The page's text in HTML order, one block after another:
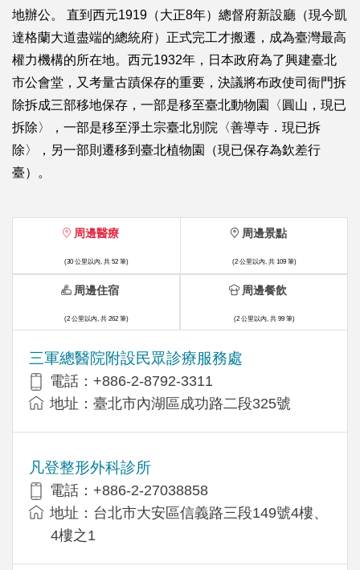
地辦公。 直到西元1919（大正8年）總督府新設廳（現今凱
達格蘭大道盡端的總統府）正式完工才搬遷，成為臺灣最高
權力機構的所在地。西元1932年，日本政府為了興建臺北
市公會堂，又考量古蹟保存的重要，決議將布政使司衙門拆
除拆成三部移地保存，一部是移至臺北動物園〈圓山，現已
拆除〉，一部是移至淨土宗臺北別院〈善導寺．現已拆
除〉，另一部則遷移到臺北植物園（現已保存為欽差行
臺）。
周邊醫療
(30 公里以內, 共 52 筆)
三軍總醫院附設民眾診療服務處
電話：+886-2-8792-3311
地址：臺北市內湖區成功路二段325號
凡登整形外科診所
電話：+886-2-27038858
地址：台北市大安區信義路三段149號4樓、
4樓之1
周邊景點
(2 公里以內, 共 109 筆)
周邊住宿
(2 公里以內, 共 262 筆)
周邊餐飲
(2 公里以內, 共 99 筆)